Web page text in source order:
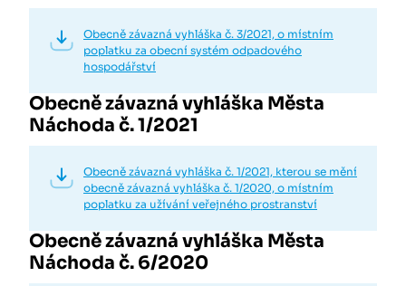
Obecně závazná vyhláška č. 3/2021, o místním
poplatku za obecní systém odpadového
hospodářství
Obecně závazná vyhláška Města
Náchoda č. 1/2021
Obecně závazná vyhláška č. 1/2021, kterou se mění
obecně závazná vyhláška č. 1/2020, o místním
poplatku za užívání veřejného prostranství
Obecně závazná vyhláška Města
Náchoda č. 6/2020